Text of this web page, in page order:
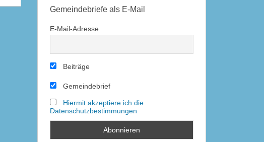
Gemeindebriefe als E-Mail
E-Mail-Adresse
Beiträge
Gemeindebrief
Hiermit akzeptiere ich die
Datenschutzbestimmungen